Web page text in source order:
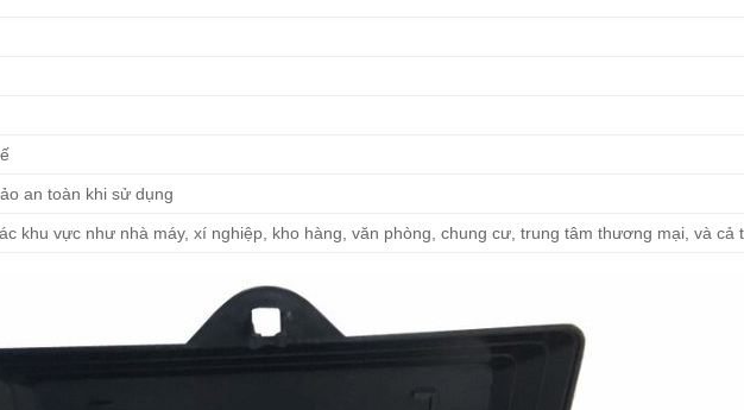
an toàn khi sử dụng
khu vực như nhà máy, xí nghiệp, kho hàng, văn phòng, chung cư, trung tâm thương mại, và cả